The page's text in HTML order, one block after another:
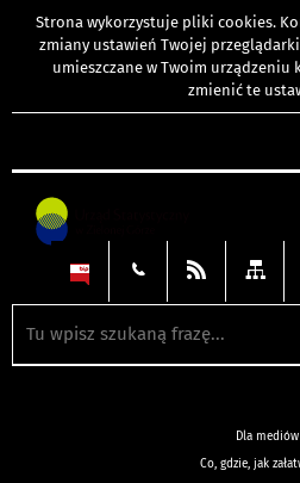
Strona wykorzystuje pliki cookies.
zmiany ustawień Twojej
umieszczane w Twoim urządzeniu
zmienić te
Dla mediów
Co, gdzie, jak